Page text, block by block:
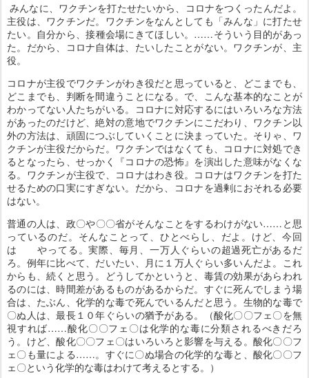
みんなに、ワクチンを打たせたいから、コロナをつくったんだよ。
主役は、ワクチンだ。ワクチンをなんとしても「みんな」に打たせ
たい。自分から、接種会場にきてほしい。……そういう目的があっ
た。だから、コロナ自体は、たいしたことがない。ワクチンが、主
役。
コロナが主役でワクチンがわき役だと思っていると、どこまでも、
どこまでも、判断を間違うことになる。で、こんな基本的なことが
わかってない人たちがいる。コロナに対応するにはいろいろな方法
があったのだけど、絶対の意地でワクチンにこだわり、ワクチン以
外の方法は、頑固につぶしていくことに決まっていた。そりゃ、ワ
クチンが主役だからだ。ワクチンではなくても、コロナに対処でき
るとなったら、せっかく『コロナの恐怖』を演出した意味がなくな
る。ワクチンが主役で、コロナはわき役。コロナはワクチンを打た
せるための口実にすぎない。だから、コロナを過剰におそれる必要
はない。
普通の人は、政〇や〇〇省がそんなことをするわけがない……と思
っているのだ。そんなことって、ひとべらし、だよ。けど、今回
は やってる。実際、毎月、一万人ぐらいの超過死亡があるだ
ろ。例年に比べて、だいたい、月に１万人ぐらい多いんだよ。これ
からも、続くと思う。どうしてかというと、毒賃の効果があらわれ
るのには、時間差があるものがあるからだ。すぐに死んでしまう場
合は、たぶん、化学的な毒で死んでいるんだと思う。生物的な毒で
〇ぬ人は、最長１０年ぐらいの猶予がある。（酸化〇〇フェ〇を無
視すれば……酸化〇〇フェ〇は化学的な毒に分類されるべきだろ
う。けど、酸化〇〇フェ〇はいろいろと影響を与える。酸化〇〇フ
ェ〇も量による……。すぐに〇ぬ場合の化学的な毒と、酸化〇〇フ
ェ〇という化学的な毒はわけて考えるとする。）